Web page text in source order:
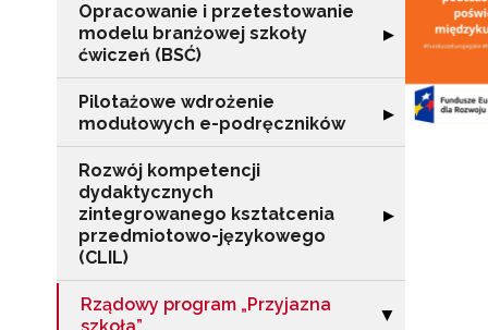
Opracowanie i przetestowanie
modelu branżowej szkoły
ćwiczeń (BSĆ)
Rozwiń sekcję
▶
Pilotażowe wdrożenie
modułowych e-podręczników
Rozwiń sekcję
▶
Rozwój kompetencji
dydaktycznych
zintegrowanego kształcenia
przedmiotowo-językowego
(CLIL)
Rozwiń sekcję
▶
Rządowy program „Przyjazna
Zwiń sekcję
▶